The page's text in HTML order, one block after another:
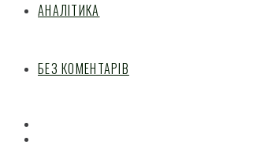
АНАЛІТИКА
БЕЗ КОМЕНТАРІВ